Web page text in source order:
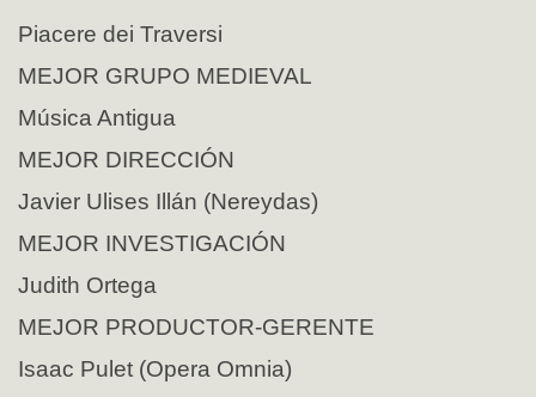
Piacere dei Traversi
MEJOR GRUPO MEDIEVAL
Música Antigua
MEJOR DIRECCIÓN
Javier Ulises Illán (Nereydas)
MEJOR INVESTIGACIÓN
Judith Ortega
MEJOR PRODUCTOR-GERENTE
Isaac Pulet (Opera Omnia)